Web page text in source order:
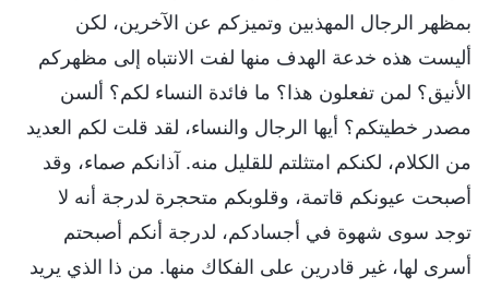
بمظهر الرجال المهذبين وتميزكم عن الآخرين، لكن
أليست هذه خدعة الهدف منها لفت الانتباه إلى مظهركم
الأنيق؟ لمن تفعلون هذا؟ ما فائدة النساء لكم؟ ألسن
مصدر خطيتكم؟ أيها الرجال والنساء، لقد قلت لكم العديد
من الكلام، لكنكم امتثلتم للقليل منه. آذانكم صماء، وقد
أصبحت عيونكم قاتمة، وقلوبكم متحجرة لدرجة أنه لا
توجد سوى شهوة في أجسادكم، لدرجة أنكم أصبحتم
أسرى لها، غير قادرين على الفكاك منها. من ذا الذي يريد